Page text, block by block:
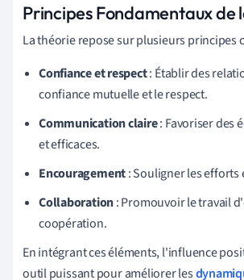
Principes Fondamentaux de
La théorie repose sur plusieurs principes
Confiance et respect: Établir des
confiance mutuelle et le respect.
Communication claire: Favoriser des
et efficaces.
Encouragement: Souligner les efforts
Collaboration: Promouvoir le travail
coopération.
En intégrant ces éléments, l'influence
outil puissant pour améliorer les